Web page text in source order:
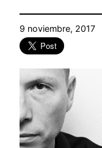
9 noviembre, 2017